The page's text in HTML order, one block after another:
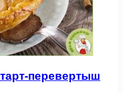
перевертыш